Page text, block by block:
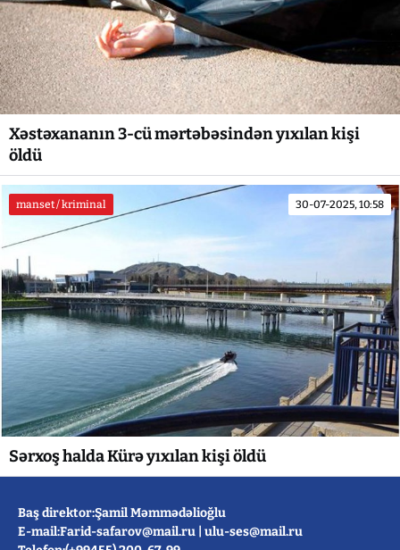
Xəstəxananın 3-cü mərtəbəsindən yıxılan kişi
öldü
manset / kriminal 30-07-2025, 10:58
Sərxoş halda Kürə yıxılan kişi öldü
Baş direktor:Şamil Məmmədəlioğlu
E-mail:Farid-safarov@mail.ru ulu-ses@mail.ru